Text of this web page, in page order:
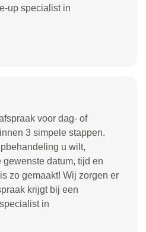
up specialist in
voor dag- of
3 simpele stappen.
u wilt,
datum, tijd en
zo gemaakt! Wij zorgen er
krijgt bij een
in